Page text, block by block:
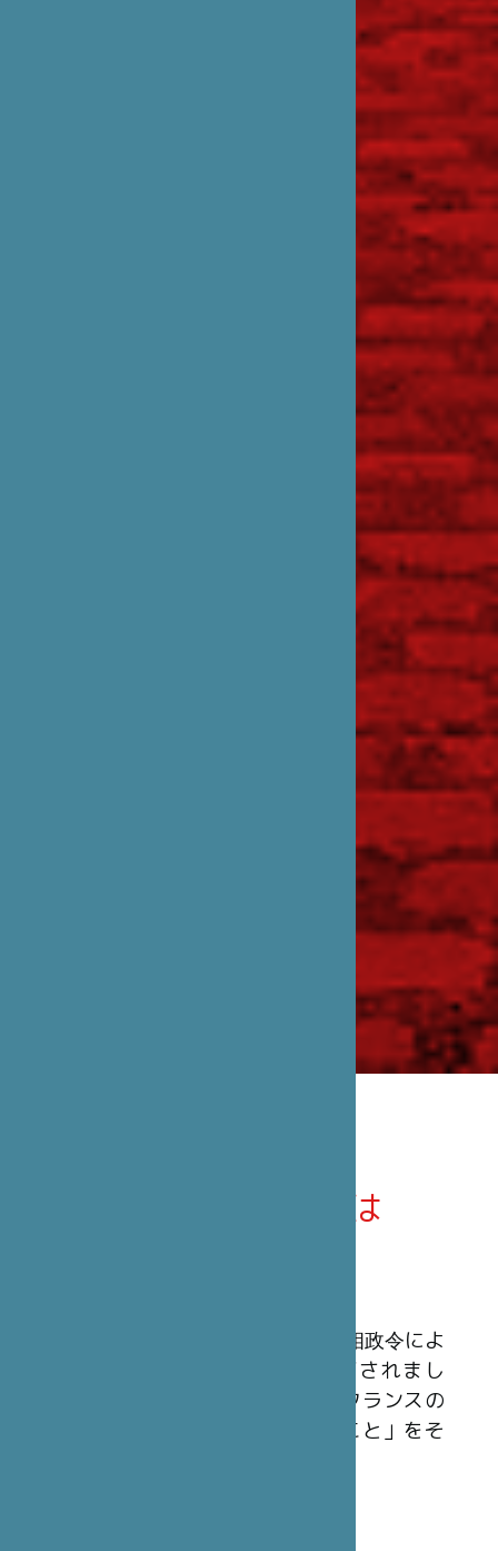
笹川日仏財団とは
笹川日仏財団は、1990年3月23日の首相政令によ
ってフランスの公益法人として認可されまし
た。民間非営利の組織で、「日本とフランスの
間の文化及び友好関係を発展させること」をそ